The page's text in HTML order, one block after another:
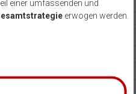
einer umfassenden und
erwogen werden.